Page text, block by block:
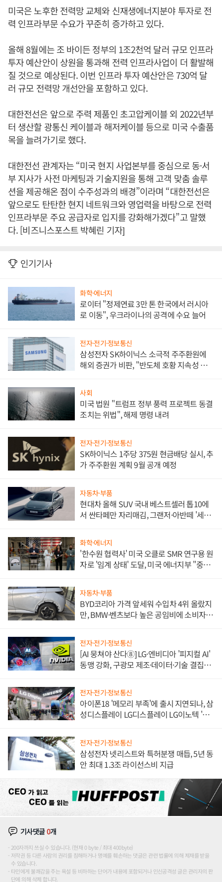
미국은 노후한 전력망 교체와 신재생에너지분야 투자로 전
력 인프라부문 수요가 꾸준히 증가하고 있다.
올해 8월에는 조 바이든 정부의 1조2천억 달러 규모 인프라
투자 예산안이 상원을 통과해 전력 인프라사업이 더 활발해
질 것으로 예상된다. 이번 인프라 투자 예산안은 730억 달
러 규모 전력망 개선안을 포함하고 있다.
대한전선은 앞으로 주력 제품인 초고압케이블 외 2022년부
터 생산할 광통신 케이블과 해저케이블 등으로 미국 수출품
목을 늘려가기로 했다.
대한전선 관계자는 “미국 현지 사업본부를 중심으로 동·서
부 지사가 사전 마케팅과 기술지원을 통해 고객 맞춤 솔루
션을 제공해온 점이 수주성과의 배경”이라며 “대한전선은
앞으로도 탄탄한 현지 네트워크와 영업력을 바탕으로 전력
인프라부문 주요 공급자로 입지를 강화해가겠다”고 말했
다. [비즈니스포스트 박혜린 기자]
인기기사
화학·에너지
로이터 "정제연료 3만 톤 한국에서 러시아
로 이동", 우크라이나의 공격에 수요 늘어
전자·전기·정보통신
삼성전자 SK하이닉스 소극적 주주환원에
해외 증권가 비판, "반도체 호황 지속성 의
사회
미국 법원 "트럼프 정부 풍력 프로젝트 동결
조치는 위법", 해제 명령 내려
전자·전기·정보통신
SK하이닉스 1주당 375원 현금배당 실시, 추
가 주주환원 계획 9월 공개 예정
자동차·부품
현대차 올해 SUV 국내 베스트셀러 톱10에
서 싼타페만 자리매김, 그랜저·아반떼 '세단
화학·에너지
'한수원 협력사' 미국 오클로 SMR 연구용 원
자로 '임계 상태' 도달, 미국 에너지부 "중요
자동차·부품
BYD코리아 가격 앞세워 수입차 4위 올랐지
만, BMW·벤츠보다 높은 공임비에 소비자
전자·전기·정보통신
[AI 뭉쳐야 산다⑧] LG·엔비디아 '피지컬 AI'
동맹 강화, 구광모 제조·데이터·기술 결집
전자·전기·정보통신
아이폰18 '메모리 부족'에 출시 지연되나, 삼
성디스플레이 LG디스플레이 LG이노텍 '탈
전자·전기·정보통신
삼성전자 넷리스트와 특허분쟁 매듭, 5년 동
안 최대 1.3조 라이선스비 지급
기사댓글0개
200자까지 쓰실 수 있습니다. (현재 0 byte / 최대 400byte)
저작권 등 다른 사람의 권리를 침해하거나 명예를 훼손하는 댓글은 관련 법률에 의해 제재를 받을
수 있습니다.
타인에게 불쾌감을 주는 욕설 등 비하하는 단어가 내용에 포함되거나 인신공격성 글은 관리자의 판
단에 의해 삭제 합니다.